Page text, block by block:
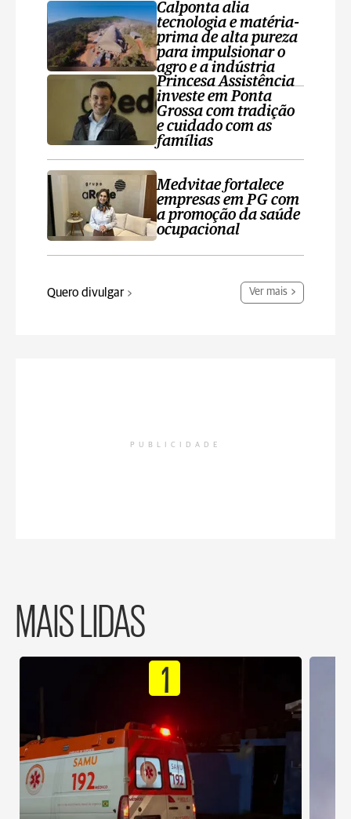
Calponta alia
tecnologia e matéria-
prima de alta pureza
para impulsionar o
agro e a indústria
Princesa Assistência
investe em Ponta
Grossa com tradição
e cuidado com as
famílias
Medvitae fortalece
empresas em PG com
a promoção da saúde
ocupacional
Quero divulgar Ver mais
PUBLICIDADE
MAIS LIDAS
1